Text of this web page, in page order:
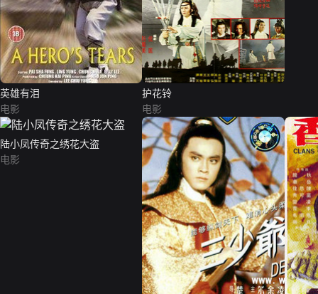
英雄有泪
电影
护花铃
电影
陆小凤传奇之绣花大盗
电影